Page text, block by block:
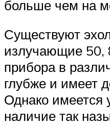
больше чем на
Существуют
излучающие 50,
прибора в
глубже и имеет
Однако имеется
наличие так